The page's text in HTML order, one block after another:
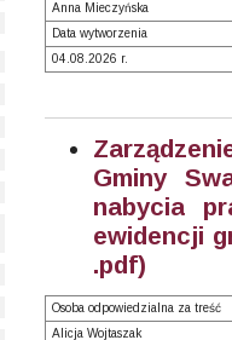
Anna Mieczyńska
Data wytworzenia
04.08.2026 r.
Gminy
nabycia
ewidencji
.pdf)
Osoba odpowiedzialna za treść
Alicja Wojtaszak